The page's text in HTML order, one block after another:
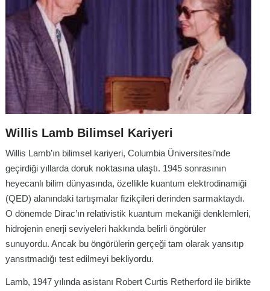
Willis Lamb Bilimsel Kariyeri
Willis Lamb’ın bilimsel kariyeri, Columbia Üniversitesi’nde
geçirdiği yıllarda doruk noktasına ulaştı. 1945 sonrasının
heyecanlı bilim dünyasında, özellikle kuantum elektrodinamiği
(QED) alanındaki tartışmalar fizikçileri derinden sarmaktaydı.
O dönemde Dirac’ın relativistik kuantum mekaniği denklemleri,
hidrojenin enerji seviyeleri hakkında belirli öngörüler
sunuyordu. Ancak bu öngörülerin gerçeği tam olarak yansıtıp
yansıtmadığı test edilmeyi bekliyordu.
Lamb, 1947 yılında asistanı Robert Curtis Retherford ile birlikte